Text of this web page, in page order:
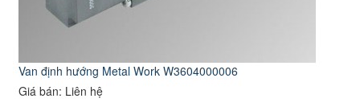
Van định hướng Metal Work W3604000006
Giá bán: Liên hệ